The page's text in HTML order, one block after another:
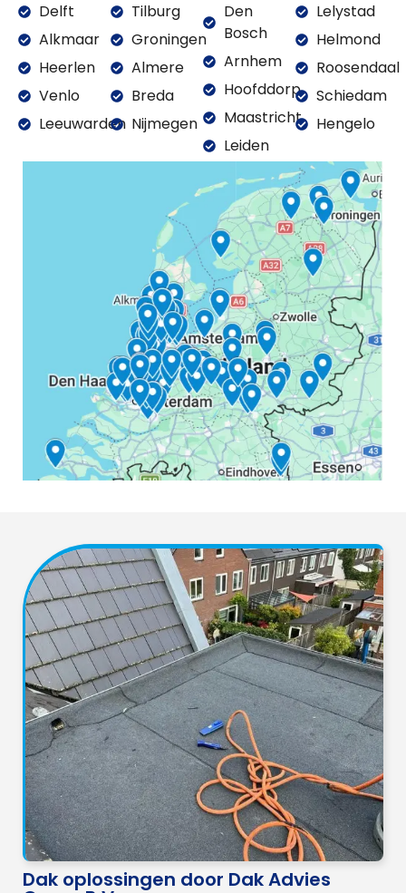
Delft
Alkmaar
Heerlen
Venlo
Leeuwarden
Tilburg
Groningen
Almere
Breda
Nijmegen
Den
Bosch
Arnhem
Hoofddorp
Maastricht
Leiden
Lelystad
Helmond
Roosendaal
Schiedam
Hengelo
Dak oplossingen door Dak Advies